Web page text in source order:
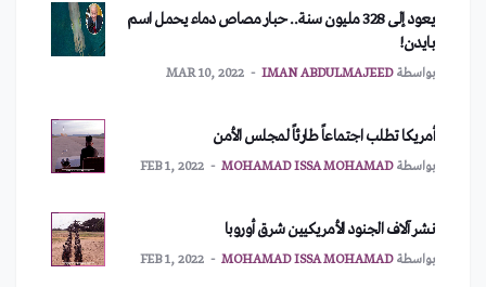
يعود إلى 328 مليون سنة.. حبار مصاص دماء يحمل اسم
بايدن!
بواسطةIMAN ABDULMAJEED
MAR 10, 2022
أمريكا تطلب اجتماعاً طارئاً لمجلس الأمن
بواسطةMOHAMAD ISSA MOHAMAD
FEB 1, 2022
نشر آلاف الجنود الأمريكيين شرق أوروبا
بواسطةMOHAMAD ISSA MOHAMAD
FEB 1, 2022